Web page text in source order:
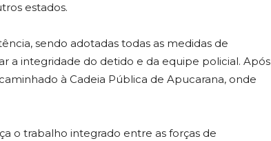
estados.
sendo adotadas todas as medidas de
a integridade do detido e da equipe policial. Após
à Cadeia Pública de Apucarana, onde
o trabalho integrado entre as forças de